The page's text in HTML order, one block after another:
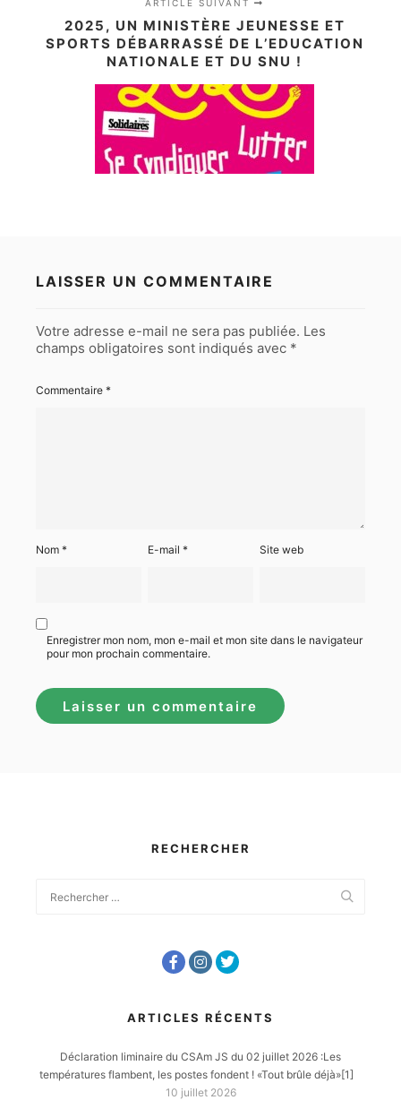
ARTICLE SUIVANT
2025, UN MINISTÈRE JEUNESSE ET
SPORTS DÉBARRASSÉ DE L’EDUCATION
NATIONALE ET DU SNU !
LAISSER UN COMMENTAIRE
Votre adresse e-mail ne sera pas publiée. Les
champs obligatoires sont indiqués avec *
Commentaire *
Nom * E-mail* Site web
Enregistrer mon nom, mon e-mail et mon site dans le navigateur
pour mon prochain commentaire.
RECHERCHER
ARTICLES RÉCENTS
Déclaration liminaire du CSAm JS du 02 juillet 2026 :Les
températures flambent, les postes fondent ! «Tout brûle déjà»[1]
10 juillet 2026